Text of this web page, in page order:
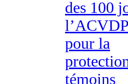
des 100
pour la
témoins